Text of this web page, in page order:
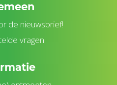
de nieuwsbrief!
vragen